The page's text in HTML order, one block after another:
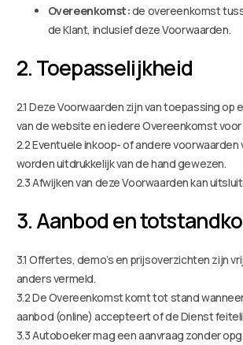
Overeenkomst:de overeenkomst
de Klant, inclusief deze Voorwaarden.
2. Toepasselijkheid
2.1 Deze Voorwaarden zijn van toepassing op
van de website en iedere Overeenkomst
2.2 Eventuele inkoop- of andere voorwaarden
worden uitdrukkelijk van de hand gewezen.
2.3 Afwijken van deze Voorwaarden kan
3. Aanbod en
3.1 Offertes, demo’s en prijsoverzichten zijn
anders vermeld.
3.2 De Overeenkomst komt tot stand
aanbod (online) accepteert of de Dienst
3.3 Autoboeker mag een aanvraag zonder